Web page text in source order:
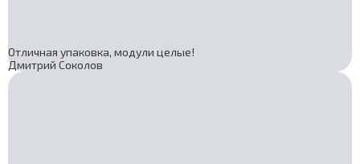
Отличная упаковка, модули целые!
Дмитрий Соколов